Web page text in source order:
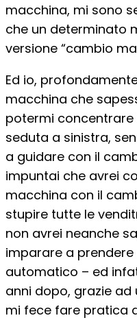
macchina, mi sono
che un determinato
versione “cambio
Ed io,
macchina che
potermi
seduta a sinistra,
a guidare con il
impuntai che avrei
macchina con il
stupire tutte le
non avrei neanche
imparare a
automatico – ed
anni dopo, grazie
mi fece fare pratica